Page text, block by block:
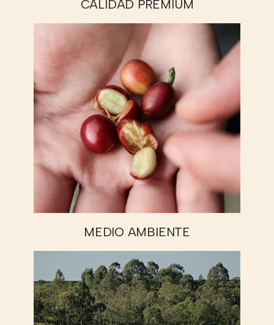
CALIDAD PREMIUM
MEDIO AMBIENTE